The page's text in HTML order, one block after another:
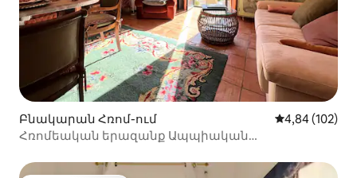
Բնակարան Հռոմ-ում Միջին
4,84 (102)
Հռոմեական երազանք Ապպիական